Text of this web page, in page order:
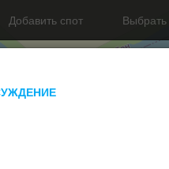
Добавить спот Выбрать